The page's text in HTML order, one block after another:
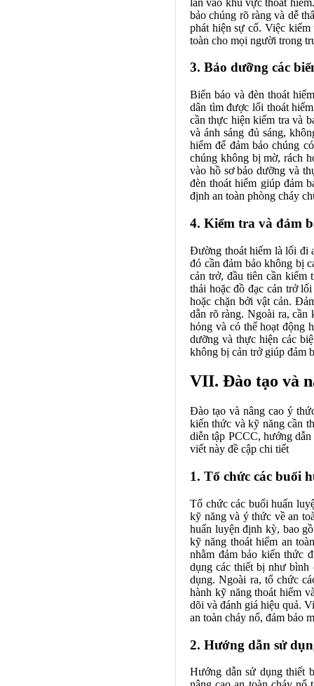
bảo chúng rõ ràng và dễ
phát hiện sự cố. Việc
toàn cho mọi người trong
3. Bảo dưỡng các
Biển báo và đèn thoát
dân tìm được lối thoát
cần thực hiện kiểm tra và
và ánh sáng đủ sáng,
hiểm để đảm bảo chúng
chúng không bị mờ, rách
vào hồ sơ bảo dưỡng và
đèn thoát hiểm giúp đảm
định an toàn phòng cháy
4. Kiểm tra và đảm
Đường thoát hiểm là lối đi
đó cần đảm bảo không bị
cản trở, đầu tiên cần kiểm
thải hoặc đồ đạc cản trở
hoặc chặn bởi vật cản.
dẫn rõ ràng. Ngoài ra, cần
hỏng và có thể hoạt động
dưỡng và thực hiện các
không bị cản trở giúp đảm
VII. Đào tạo và
Đào tạo và nâng cao ý
kiến thức và kỹ năng cần
diễn tập PCCC, hướng
viết này đề cập chi tiết
1. Tổ chức các buổi
Tổ chức các buổi huấn
kỹ năng và ý thức về an
huấn luyện định kỳ, bao
kỹ năng thoát hiểm an
nhằm đảm bảo kiến thức
dụng các thiết bị như bình
dụng. Ngoài ra, tổ chức
hành kỹ năng thoát hiểm
dõi và đánh giá hiệu quả.
an toàn cháy nổ, đảm bảo
2. Hướng dẫn sử
Hướng dẫn sử dụng thiết